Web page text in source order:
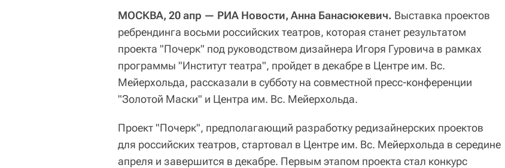
МОСКВА, 20 апр — РИА Новости, Анна Банасюкевич. Выставка проектов
ребрендинга восьми российских театров, которая станет результатом
проекта "Почерк" под руководством дизайнера Игоря Гуровича в рамках
программы "Институт театра", пройдет в декабре в Центре им. Вс.
Мейерхольда, рассказали в субботу на совместной пресс-конференции
"Золотой Маски" и Центра им. Вс. Мейерхольда.
Проект "Почерк", предполагающий разработку редизайнерских проектов
для российских театров, стартовал в Центре им. Вс. Мейерхольда в середине
апреля и завершится в декабре. Первым этапом проекта стал конкурс